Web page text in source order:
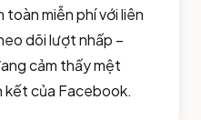
miễn phí với liên
dõi lượt nhấp –
cảm thấy mệt
kết của Facebook.